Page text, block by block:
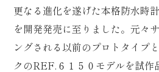
更なる進化を遂げた本格防水時
を開発発売に至りました。元々
ングされる以前のプロトタイプ
クのREF.６１５０モデルを試作